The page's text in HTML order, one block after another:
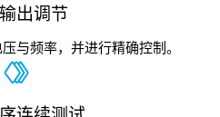
出调节
与频率，并进行精确控制。